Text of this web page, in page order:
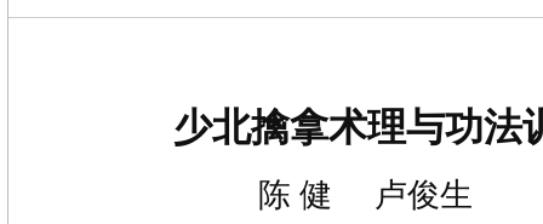
少北擒拿术理与功法
陈 健 卢俊生